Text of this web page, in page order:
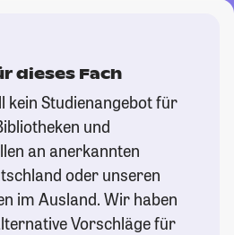
dieses Fach
kein Studienangebot für
und
an anerkannten
oder unseren
im Ausland. Wir haben
Vorschläge für